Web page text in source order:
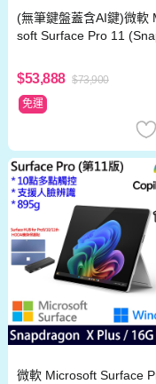
(無筆鍵盤蓋含AI鍵)微軟
soft Surface Pro 11
$53,888 $73,900
免運
微軟 Microsoft Surface